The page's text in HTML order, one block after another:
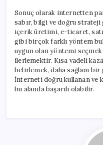
Sonuç olarak internetten
sabır, bilgi ve doğru strateji
içerik üretimi, e-ticaret,
gibi birçok farklı yöntem
uygun olan yöntemi
ilerlemektir. Kısa vadeli
belirlemek, daha sağlam
İnterneti doğru kullanan ve
bu alanda başarılı olabilir.